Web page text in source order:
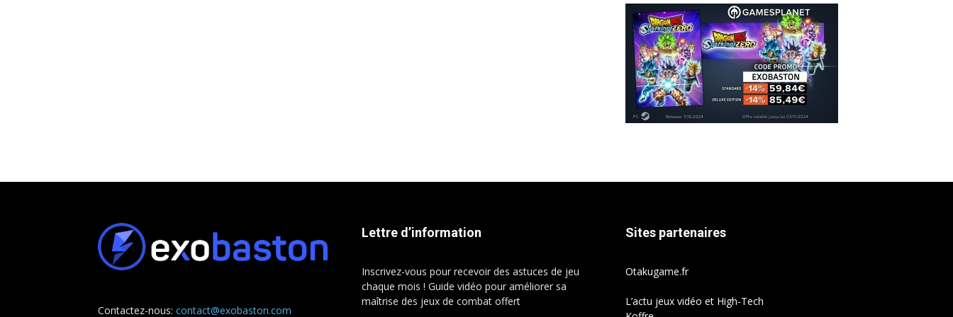
Contactez-nous: contact@exobaston.com
Lettre d’information
Inscrivez-vous pour recevoir des astuces de jeu
chaque mois ! Guide vidéo pour améliorer sa
maîtrise des jeux de combat offert
Sites partenaires
Otakugame.fr
L’actu jeux vidéo et High-Tech